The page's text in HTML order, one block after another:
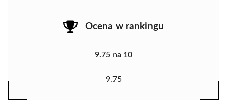
Ocena w rankingu
9.75 na 10
9.75